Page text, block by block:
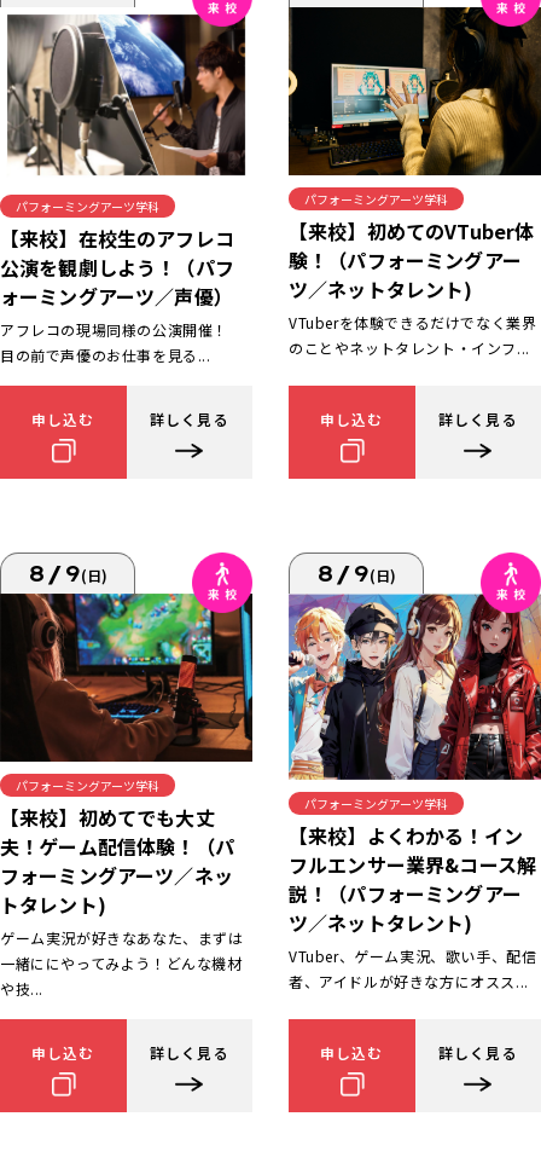
パフォーミングアーツ学科
【来校】在校生のアフレコ
公演を観劇しよう！（パフ
ォーミングアーツ／声優）
アフレコの現場同様の公演開催！
目の前で声優のお仕事を見る...
申し込む 詳しく見る
パフォーミングアーツ学科
【来校】初めてのVTuber体
験！（パフォーミングアー
ツ／ネットタレント)
VTuberを体験できるだけでなく業界
のことやネットタレント・インフ...
申し込む 詳しく見る
8/9(日)
パフォーミングアーツ学科
【来校】初めてでも大丈
夫！ゲーム配信体験！（パ
フォーミングアーツ／ネッ
トタレント)
ゲーム実況が好きなあなた、まずは
一緒ににやってみよう！どんな機材
や技...
申し込む 詳しく見る
8/9(日)
パフォーミングアーツ学科
【来校】よくわかる！イン
フルエンサー業界&コース解
説！（パフォーミングアー
ツ／ネットタレント)
VTuber、ゲーム実況、歌い手、配信
者、アイドルが好きな方にオスス...
申し込む 詳しく見る